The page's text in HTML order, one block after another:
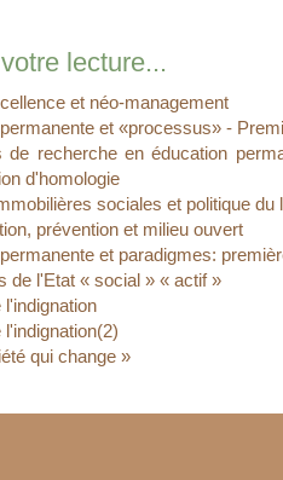
lecture...
et néo-management
et «processus» -
de recherche en éducation
d'homologie
sociales et politique du
prévention et milieu ouvert
et paradigmes:
de l'Etat « social » « actif »
l'indignation
l'indignation(2)
qui change »